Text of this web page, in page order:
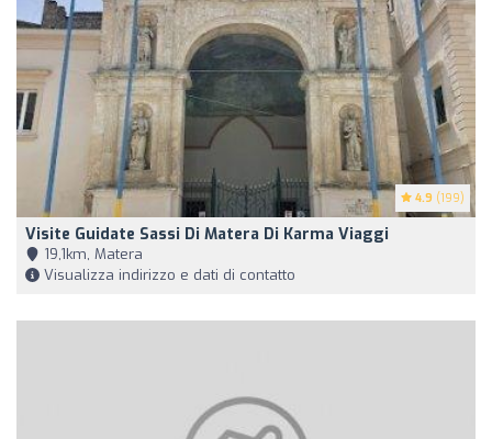
4.9 (199)
Visite Guidate Sassi Di Matera Di Karma Viaggi
19,1km, Matera
Visualizza indirizzo e dati di contatto